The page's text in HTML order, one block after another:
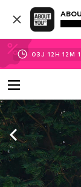
03J 12H 12M